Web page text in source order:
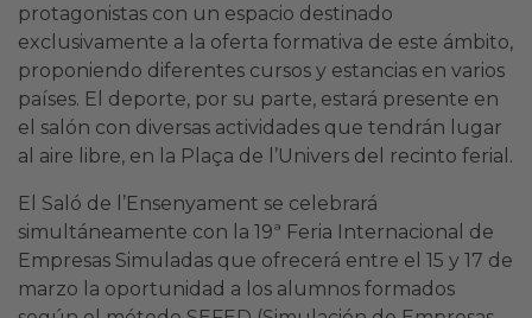
protagonistas con un espacio destinado
exclusivamente a la oferta formativa de este ámbito,
proponiendo diferentes cursos y estancias en varios
países. El deporte, por su parte, estará presente en
el salón con diversas actividades que tendrán lugar
al aire libre, en la Plaça de l’Univers del recinto ferial.
El Saló de l’Ensenyament se celebrará
simultáneamente con la 19ª Feria Internacional de
Empresas Simuladas que ofrecerá entre el 15 y 17 de
marzo la oportunidad a los alumnos formados